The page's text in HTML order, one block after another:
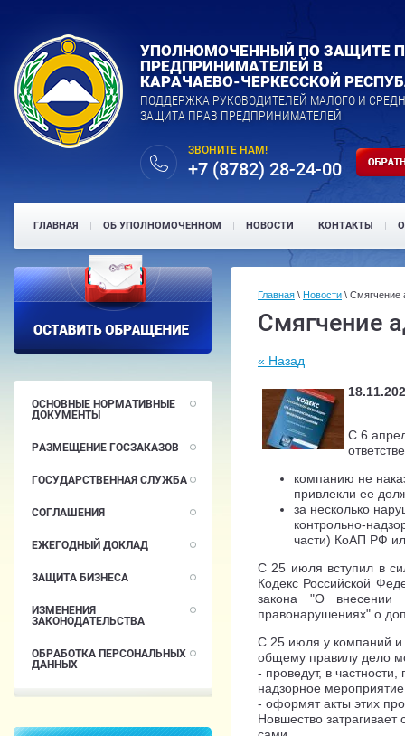
УПОЛНОМОЧЕННЫЙ ПО ЗАЩИТЕ
ПРЕДПРИНИМАТЕЛЕЙ В
КАРАЧАЕВО-ЧЕРКЕССКОЙ
ПОДДЕРЖКА РУКОВОДИТЕЛЕЙ МАЛОГО И
ЗАЩИТА ПРАВ ПРЕДПРИНИМАТЕЛЕЙ
ЗВОНИТЕ НАМ!
+7 (8782) 28-24-00
ГЛАВНАЯ ОБ УПОЛНОМОЧЕННОМ НОВОСТИ КОНТАКТЫ
Главная \ Новости \ Смягчение
Смягчение
« Назад
С 6
компанию не
привлекли ее
за несколько
контрольно-
части) КоАП РФ
С 25 июля вступил в
Кодекс Российской
закона "О внесении
правонарушениях" о
С 25 июля у компаний и
общему правилу дело
- проведут, в
надзорное
- оформят акты этих
Новшество
ОСНОВНЫЕ НОРМАТИВНЫЕ
ДОКУМЕНТЫ
РАЗМЕЩЕНИЕ ГОСЗАКАЗОВ
ГОСУДАРСТВЕННАЯ СЛУЖБА
СОГЛАШЕНИЯ
ЕЖЕГОДНЫЙ ДОКЛАД
ЗАЩИТА БИЗНЕСА
ИЗМЕНЕНИЯ
ЗАКОНОДАТЕЛЬСТВА
ОБРАБОТКА ПЕРСОНАЛЬНЫХ
ДАННЫХ